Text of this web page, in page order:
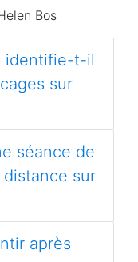
Bos
identifie-t-il
sur
séance de
sur
après